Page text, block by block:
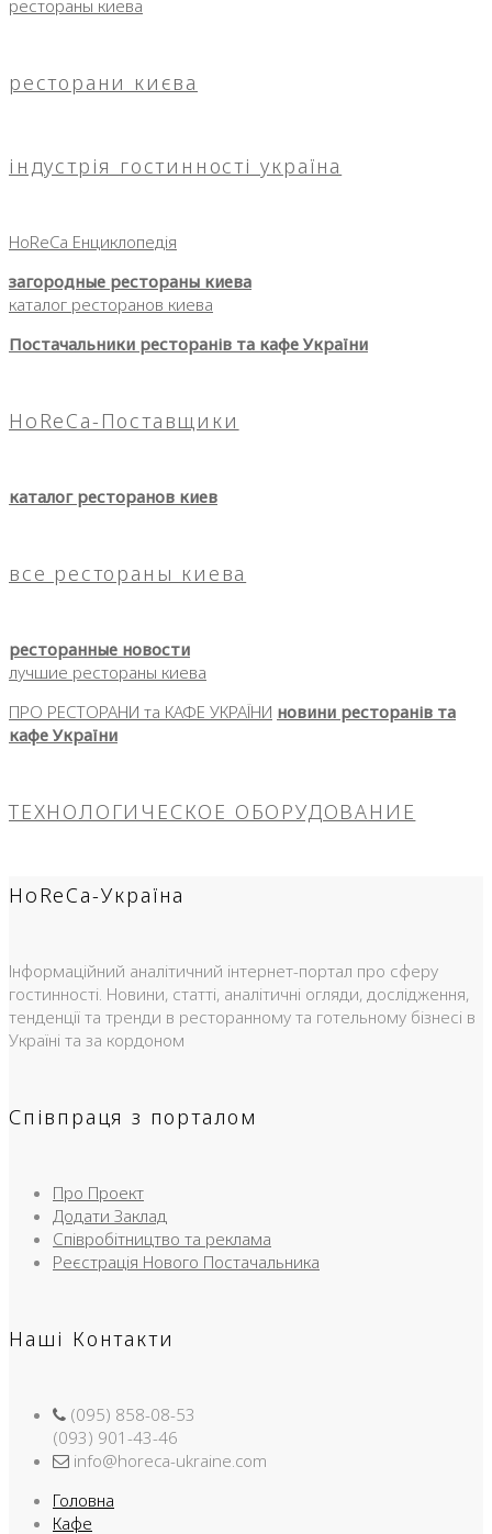
рестораны киева
ресторани києва
індустрія гостинності україна
HoReCa Енциклопедія
загородные рестораны киева
каталог ресторанов киева
Постачальники ресторанів та кафе України
HoReCa-Поставщики
каталог ресторанов киев
все рестораны киева
ресторанные новости
лучшие рестораны киева
ПРО РЕСТОРАНИ та КАФЕ УКРАЇНИ новини ресторанів та
кафе України
ТЕХНОЛОГИЧЕСКОЕ ОБОРУДОВАНИЕ
HoReCa-Україна
Інформаційний аналітичний інтернет-портал про сферу
гостинності. Новини, статті, аналітичні огляди, дослідження,
тенденції та тренди в ресторанному та готельному бізнесі в
Україні та за кордоном
Співпраця з порталом
Про Проект
Додати Заклад
Співробітництво та реклама
Реєстрація Нового Постачальника
Наші Контакти
(095) 858-08-53
(093) 901-43-46
info@horeca-ukraine.com
Головна
Кафе